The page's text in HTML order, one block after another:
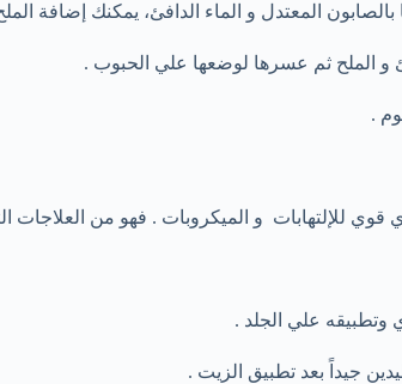
المعتدل و الماء الدافئ، يمكنك إضافة
و الملح ثم عسرها لوضعها علي الحبوب .
للإلتهابات و الميكروبات . فهو من العلاجات
علي الجلد .
جيداً بعد تطبيق الزيت .